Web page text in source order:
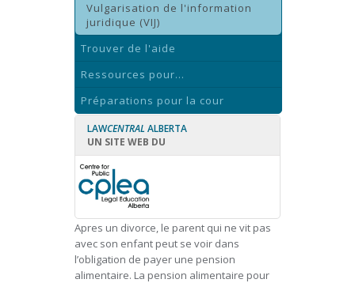
Vulgarisation de l'information
juridique (VIJ)
Trouver de l'aide
Ressources pour...
Préparations pour la cour
LAWCENTRAL ALBERTA
UN SITE WEB DU
Apres un divorce, le parent qui ne vit pas
avec son enfant peut se voir dans
l’obligation de payer une pension
alimentaire. La pension alimentaire pour